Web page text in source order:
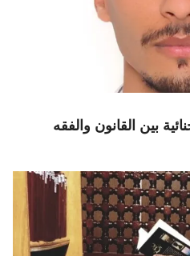
بين القانون والفقه